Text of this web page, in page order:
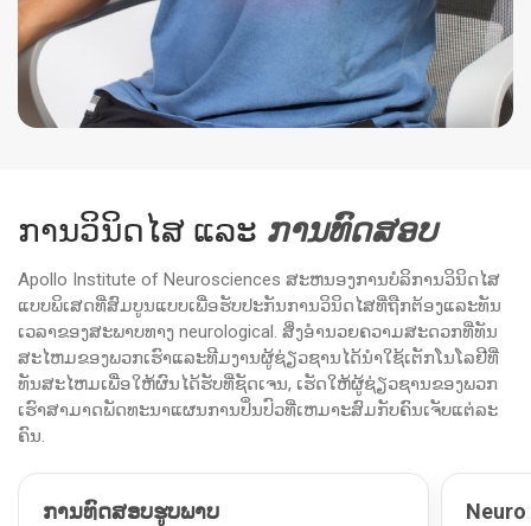
ການວິນິດໄສ ແລະ ການທົດສອບ
Apollo Institute of Neurosciences ສະຫນອງການບໍລິການວິນິດໄສ
ແບບພິເສດທີ່ສົມບູນແບບເພື່ອຮັບປະກັນການວິນິດໄສທີ່ຖືກຕ້ອງແລະທັນ
ເວລາຂອງສະພາບທາງ neurological. ສິ່ງອໍານວຍຄວາມສະດວກທີ່ທັນ
ສະໄຫມຂອງພວກເຮົາແລະທີມງານຜູ້ຊ່ຽວຊານໄດ້ນໍາໃຊ້ເຕັກໂນໂລຢີທີ່
ທັນສະໄຫມເພື່ອໃຫ້ຜົນໄດ້ຮັບທີ່ຊັດເຈນ, ເຮັດໃຫ້ຜູ້ຊ່ຽວຊານຂອງພວກ
ເຮົາສາມາດພັດທະນາແຜນການປິ່ນປົວທີ່ເຫມາະສົມກັບຄົນເຈັບແຕ່ລະ
ຄົນ.
ການທົດສອບຮູບພາບ